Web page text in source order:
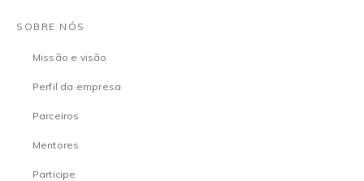
SOBRE NÓS
Missão e visão
Perfil da empresa
Parceiros
Mentores
Participe